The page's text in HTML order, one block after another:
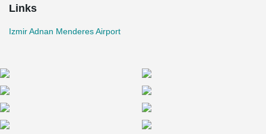
Links
Izmir Adnan Menderes Airport